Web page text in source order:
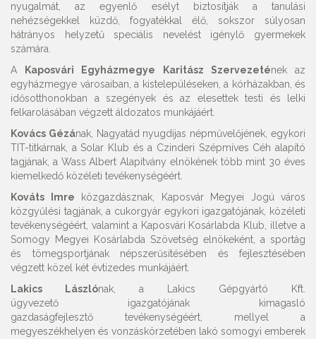
nyugalmát, az egyenlő esélyt biztosítják a tanulási
nehézségekkel küzdő, fogyatékkal élő, sokszor súlyosan
hátrányos helyzetű speciális nevelést igénylő gyermekek
számára.
A
Kaposvári Egyházmegye Karitász Szervezetének az
egyházmegye városaiban, a kistelepüléseken, a kórházakban, és
idősotthonokban a szegények és az elesettek testi és lelki
felkarolásában végzett áldozatos munkájáért.
Kovács Gézának, Nagyatád nyugdíjas népművelőjének, egykori
TIT-titkárnak, a Solar Klub és a Czinderi Szépmíves Céh alapító
tagjának, a Wass Albert Alapítvány elnökének több mint 30 éves
kiemelkedő közéleti tevékenységéért.
Kováts Imre közgazdásznak, Kaposvár Megyei Jogú város
közgyűlési tagjának, a cukorgyár egykori igazgatójának, közéleti
tevékenységéért, valamint a Kaposvári Kosárlabda Klub, illetve a
Somogy Megyei Kosárlabda Szövetség elnökeként, a sportág
és tömegsportjának népszerűsítésében és fejlesztésében
végzett közel két évtizedes munkájáért.
Lakics Lászlónak, a Lakics Gépgyártó Kft.
ügyvezető igazgatójának kimagasló
gazdaságfejlesztő tevékenységéért, mellyel a
megyeszékhelyen és vonzáskörzetében lakó somogyi emberek